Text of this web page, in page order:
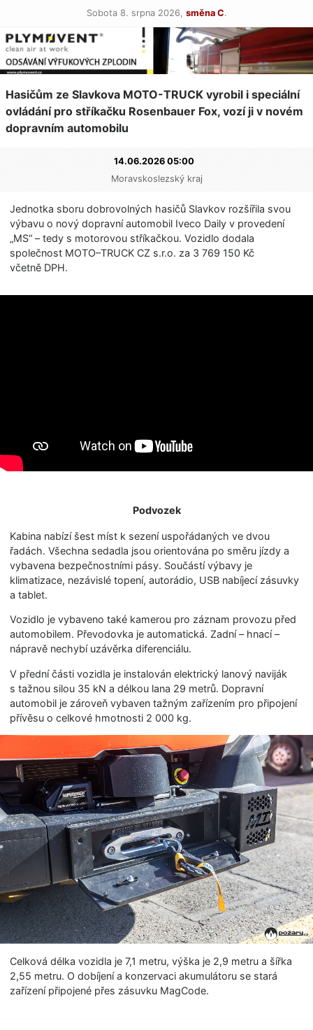
Sobota 8. srpna 2026, směna C.
Hasičům ze Slavkova MOTO-TRUCK vyrobil i speciální
ovládání pro stříkačku Rosenbauer Fox, vozí ji v novém
dopravním automobilu
14.06.2026 05:00
Moravskoslezský kraj
Jednotka sboru dobrovolných hasičů Slavkov rozšířila svou
výbavu o nový dopravní automobil Iveco Daily v provedení
„MS“ – tedy s motorovou stříkačkou. Vozidlo dodala
společnost MOTO–TRUCK CZ s.r.o. za 3 769 150 Kč
včetně DPH.
Podvozek
Kabina nabízí šest míst k sezení uspořádaných ve dvou
řadách. Všechna sedadla jsou orientována po směru jízdy a
vybavena bezpečnostními pásy. Součástí výbavy je
klimatizace, nezávislé topení, autorádio, USB nabíjecí zásuvky
a tablet.
Vozidlo je vybaveno také kamerou pro záznam provozu před
automobilem. Převodovka je automatická. Zadní – hnací –
nápravě nechybí uzávěrka diferenciálu.
V přední části vozidla je instalován elektrický lanový naviják
s tažnou silou 35 kN a délkou lana 29 metrů. Dopravní
automobil je zároveň vybaven tažným zařízením pro připojení
přívěsu o celkové hmotnosti 2 000 kg.
Celková délka vozidla je 7,1 metru, výška je 2,9 metru a šířka
2,55 metru. O dobíjení a konzervaci akumulátoru se stará
zařízení připojené přes zásuvku MagCode.